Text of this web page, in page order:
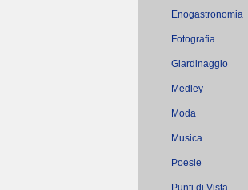
Enogastronomia
Fotografia
Giardinaggio
Medley
Moda
Musica
Poesie
Punti di Vista